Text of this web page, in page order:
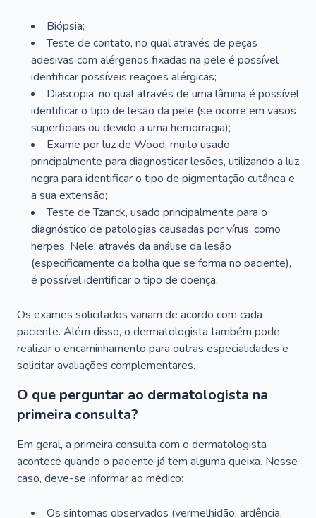
Biópsia;
Teste de contato, no qual através de peças
adesivas com alérgenos fixadas na pele é possível
identificar possíveis reações alérgicas;
Diascopia, no qual através de uma lâmina é possível
identificar o tipo de lesão da pele (se ocorre em vasos
superficiais ou devido a uma hemorragia);
Exame por luz de Wood, muito usado
principalmente para diagnosticar lesões, utilizando a luz
negra para identificar o tipo de pigmentação cutânea e
a sua extensão;
Teste de Tzanck, usado principalmente para o
diagnóstico de patologias causadas por vírus, como
herpes. Nele, através da análise da lesão
(especificamente da bolha que se forma no paciente),
é possível identificar o tipo de doença.
Os exames solicitados variam de acordo com cada
paciente. Além disso, o dermatologista também pode
realizar o encaminhamento para outras especialidades e
solicitar avaliações complementares.
O que perguntar ao dermatologista na
primeira consulta?
Em geral, a primeira consulta com o dermatologista
acontece quando o paciente já tem alguma queixa. Nesse
caso, deve-se informar ao médico:
Os sintomas observados (vermelhidão, ardência,